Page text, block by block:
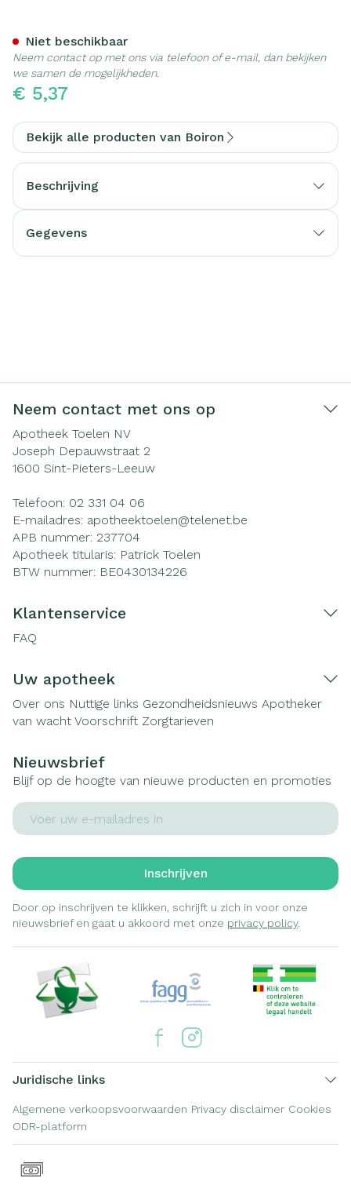
€ 5,37
Niet beschikbaar
Neem contact op met ons via telefoon of e-mail, dan bekijken
we samen de mogelijkheden.
Bekijk alle producten van Boiron
Beschrijving
Gegevens
Neem contact met ons op
Apotheek Toelen NV
Joseph Depauwstraat 2
1600 Sint-Pieters-Leeuw
Telefoon: 02 331 04 06
E-mailadres: apotheektoelen@telenet.be
APB nummer: 237704
Apotheek titularis: Patrick Toelen
BTW nummer: BE0430134226
Klantenservice
FAQ
Uw apotheek
Over ons Nuttige links Gezondheidsnieuws Apotheker
van wacht Voorschrift Zorgtarieven
Nieuwsbrief
Blijf op de hoogte van nieuwe producten en promoties
E-mail adres
Inschrijven
Door op inschrijven te klikken, schrijft u zich in voor onze
nieuwsbrief en gaat u akkoord met onze privacy policy.
Juridische links
Algemene verkoopsvoorwaarden Privacy disclaimer Cookies
ODR-platform